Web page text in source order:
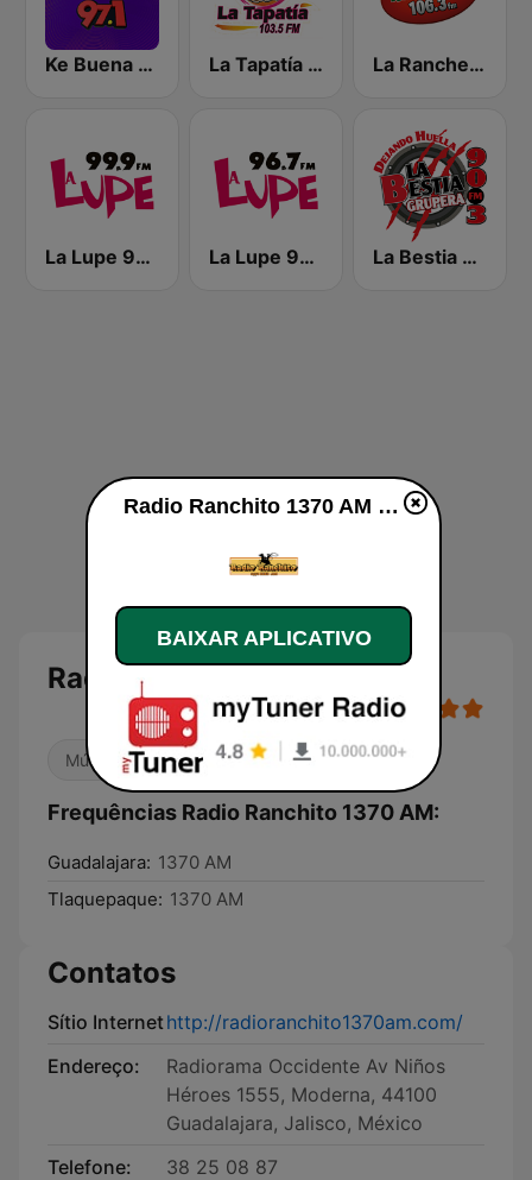
Ke Buena 97.1 FM La Tapatía 103.5 FM La Rancherita 106.3 FM
La Lupe 99.9 FM | Guadalajara La Lupe 96.7 FM | León La Bestia Grupera 90.3 FM
Radio Ranchito 1370 AM
Música Mexicana Country
Frequências Radio Ranchito 1370 AM:
Guadalajara: 1370 AM
Tlaquepaque: 1370 AM
Contatos
Sítio Internethttp://radioranchito1370am.com/
Endereço:
Radiorama Occidente Av Niños
Héroes 1555, Moderna, 44100
Guadalajara, Jalisco, México
Telefone:
38 25 08 87
Radio Ranchito 1370 AM ao vivo
BAIXAR APLICATIVO